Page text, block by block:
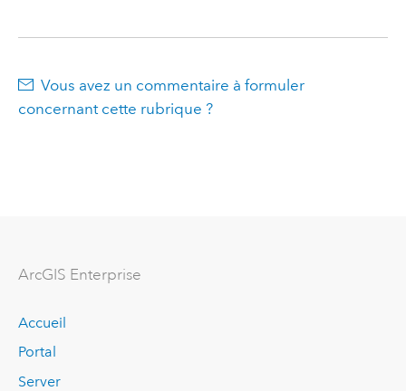
Vous avez un commentaire à formuler
concernant cette rubrique ?
ArcGIS Enterprise
Accueil
Portal
Server